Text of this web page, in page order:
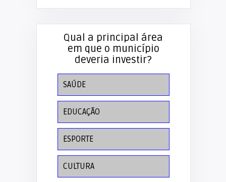
Qual a principal área
em que o município
deveria investir?
SAÚDE
EDUCAÇÃO
ESPORTE
CULTURA